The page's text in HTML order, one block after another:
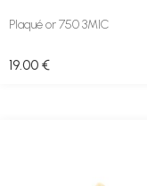
Plaqué or 750 3MIC
19.00 €